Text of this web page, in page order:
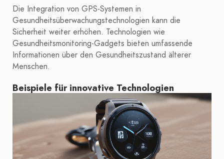
Die Integration von GPS-Systemen in
Gesundheitsüberwachungstechnologien kann die
Sicherheit weiter erhöhen. Technologien wie
Gesundheitsmonitoring-Gadgets bieten umfassende
Informationen über den Gesundheitszustand älterer
Menschen.
Beispiele für innovative Technologien